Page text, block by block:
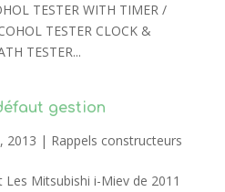
TESTER WITH TIMER /
TESTER CLOCK &
TESTER...
gestion
2013 | Rappels constructeurs
Mitsubishi i-Miev de 2011